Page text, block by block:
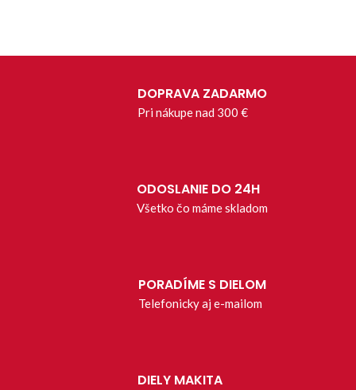
DOPRAVA ZADARMO
Pri nákupe nad 300 €
ODOSLANIE DO 24H
Všetko čo máme skladom
PORADÍME S DIELOM
Telefonicky aj e-mailom
DIELY MAKITA